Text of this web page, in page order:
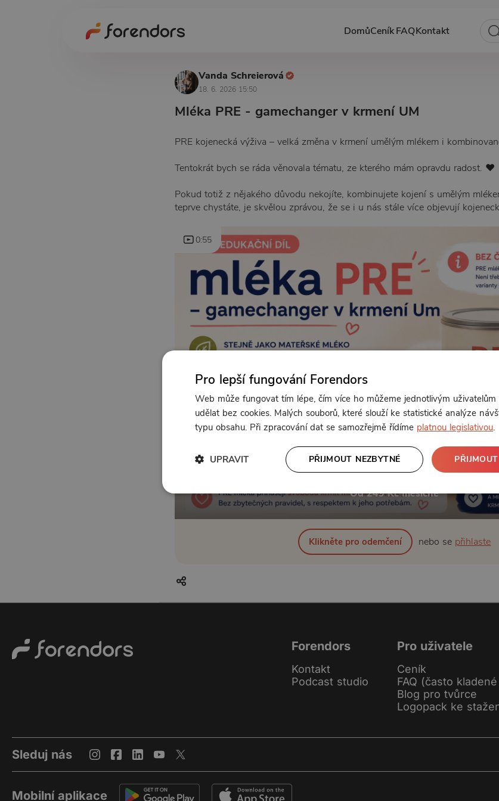
DomůCeníkFAQKontakt
Vanda Schreierová
18. 6. 2026 15:50
Mléka PRE - gamechanger v krmení UM
PRE kojenecká výživa – velká změna v krmení umělým mlékem i
Tentokrát bych se ráda věnovala tématu, ze kterého mám opravdu radost. ❤️
Pokud totiž z nějakého důvodu nekojíte, kombinujete kojení s umělým
teprve chystáte, je skvělou zprávou, že se i u nás stále více objevují
0:55
Od 249 Kč měsíčně
Klikněte pro odemčení nebo se přihlaste
Forendors
Kontakt
Podcast studio
Pro uživatele
Ceník
FAQ (často
Blog pro tvůrce
Logopack ke
Sleduj nás
Mobilní aplikace
Pro lepší fungování Forendors
Web může fungovat tím lépe, čím více ho můžeme jednotlivým uživatelům
udělat bez cookies. Malých souborů, které slouží ke statistické analýze
typu obsahu. Při zpracování dat se samozřejmě řídíme platnou legislativou.
PŘIJMOUT NEZBYTNÉ
UPRAVIT